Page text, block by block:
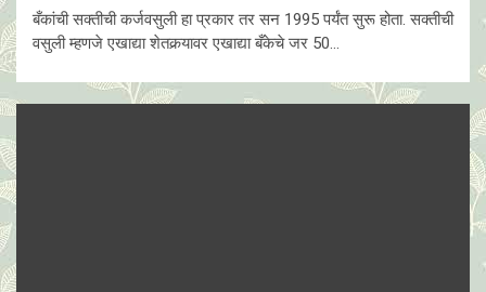
बँकांची सक्तीची कर्जवसुली हा प्रकार तर सन 1995 पर्यंत सुरू होता. सक्तीची
वसुली म्हणजे एखाद्या शेतकर्‍यावर एखाद्या बँकेचे जर 50...